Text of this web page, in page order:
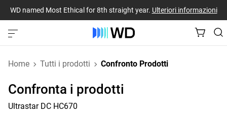
WD named Most Ethical for 8th straight year. Ulteriori informazioni
Home Tutti i prodotti Confronto Prodotti
Confronta i prodotti
Ultrastar DC HC670